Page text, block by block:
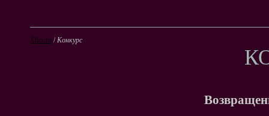
Olrs.ru /Конкурс